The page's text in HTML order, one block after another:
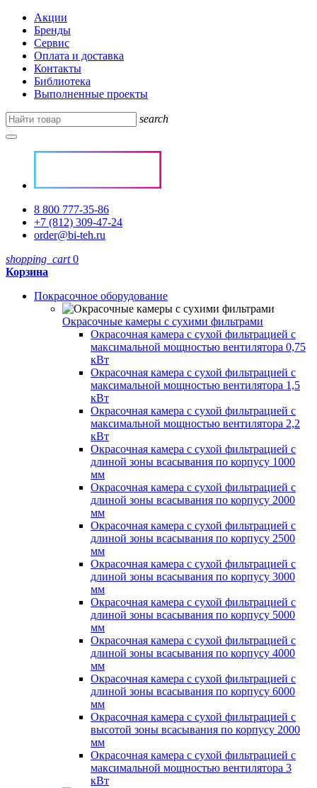
Акции
Бренды
Сервис
Оплата и доставка
Контакты
Библиотека
Выполненные проекты
search
8 800 777-35-86
+7 (812) 309-47-24
order@bi-teh.ru
shopping_cart 0
Корзина
Покрасочное оборудование
Окрасочные камеры с сухими фильтрами
Окрасочная камера с сухой фильтрацией с
максимальной мощностью вентилятора 0,75
кВт
Окрасочная камера с сухой фильтрацией с
максимальной мощностью вентилятора 1,5
кВт
Окрасочная камера с сухой фильтрацией с
максимальной мощностью вентилятора 2,2
кВт
Окрасочная камера с сухой фильтрацией с
длиной зоны всасывания по корпусу 1000
мм
Окрасочная камера с сухой фильтрацией с
длиной зоны всасывания по корпусу 2000
мм
Окрасочная камера с сухой фильтрацией с
длиной зоны всасывания по корпусу 2500
мм
Окрасочная камера с сухой фильтрацией с
длиной зоны всасывания по корпусу 3000
мм
Окрасочная камера с сухой фильтрацией с
длиной зоны всасывания по корпусу 5000
мм
Окрасочная камера с сухой фильтрацией с
длиной зоны всасывания по корпусу 4000
мм
Окрасочная камера с сухой фильтрацией с
длиной зоны всасывания по корпусу 6000
мм
Окрасочная камера с сухой фильтрацией с
высотой зоны всасывания по корпусу 2000
мм
Окрасочная камера с сухой фильтрацией с
максимальной мощностью вентилятора 3
кВт